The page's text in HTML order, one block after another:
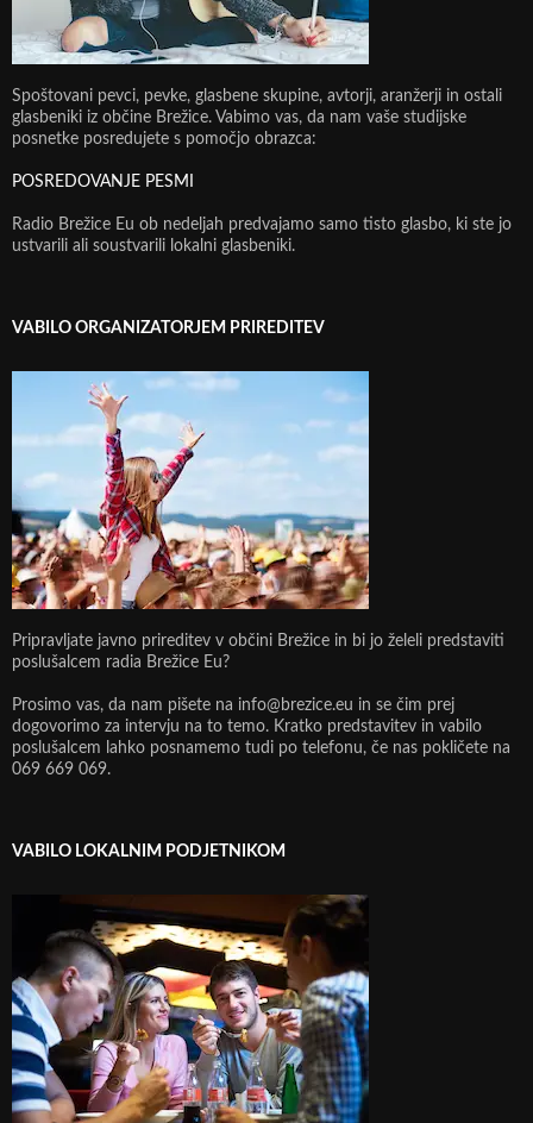
Spoštovani pevci, pevke, glasbene skupine, avtorji, aranžerji in ostali
glasbeniki iz občine Brežice. Vabimo vas, da nam vaše studijske
posnetke posredujete s pomočjo obrazca:
POSREDOVANJE PESMI
Radio Brežice Eu ob nedeljah predvajamo samo tisto glasbo, ki ste jo
ustvarili ali soustvarili lokalni glasbeniki.
VABILO ORGANIZATORJEM PRIREDITEV
Pripravljate javno prireditev v občini Brežice in bi jo želeli predstaviti
poslušalcem radia Brežice Eu?
Prosimo vas, da nam pišete na info@brezice.eu in se čim prej
dogovorimo za intervju na to temo. Kratko predstavitev in vabilo
poslušalcem lahko posnamemo tudi po telefonu, če nas pokličete na
069 669 069.
VABILO LOKALNIM PODJETNIKOM